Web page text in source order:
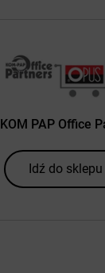
KOM PAP Office
Idź do sklepu